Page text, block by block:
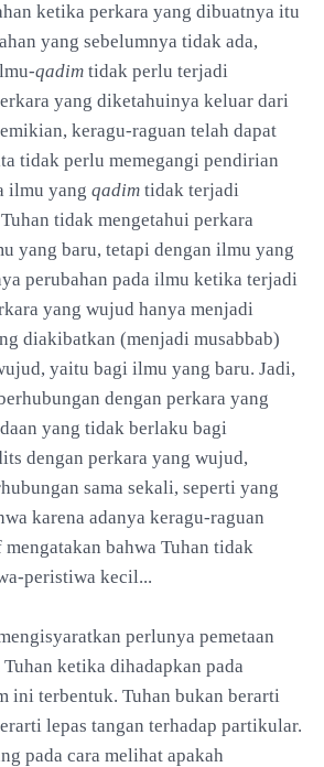
ketika perkara yang dibuatnya itu
yang sebelumnya tidak ada,
qadim tidak perlu terjadi
yang diketahuinya keluar dari
keragu-raguan telah dapat
tidak perlu memegangi pendirian
ilmu yang qadim tidak terjadi
tidak mengetahui perkara
yang baru, tetapi dengan ilmu yang
perubahan pada ilmu ketika terjadi
yang wujud hanya menjadi
diakibatkan (menjadi musabbab)
yaitu bagi ilmu yang baru. Jadi,
dengan perkara yang
yang tidak berlaku bagi
dengan perkara yang wujud,
sama sekali, seperti yang
karena adanya keragu-raguan
bahwa Tuhan tidak
peristiwa kecil...
perlunya pemetaan
ketika dihadapkan pada
ini terbentuk. Tuhan bukan berarti
lepas tangan terhadap partikular.
pada cara melihat apakah